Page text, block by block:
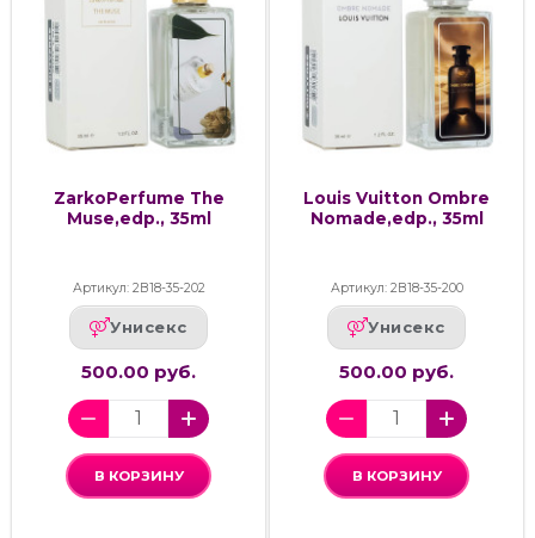
ZarkoPerfume The
Muse,edp., 35ml
Артикул: 2В18-35-202
Унисекс
500.00 руб.
В КОРЗИНУ
Louis Vuitton Ombre
Nomade,edp., 35ml
Артикул: 2В18-35-200
Унисекс
500.00 руб.
В КОРЗИНУ